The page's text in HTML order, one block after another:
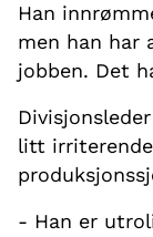
Han
men han har
jobben. Det
litt
- Han er